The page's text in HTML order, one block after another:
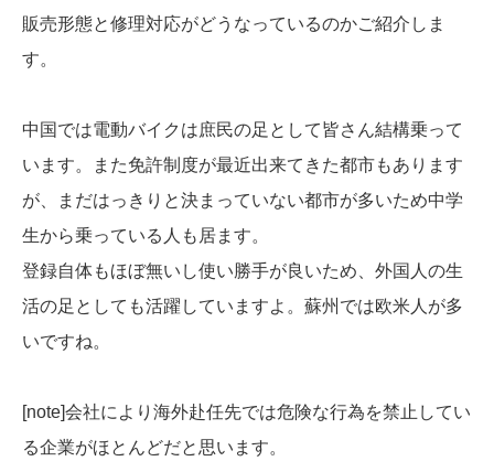
販売形態と修理対応がどうなっているのかご紹介しま
す。
中国では電動バイクは庶民の足として皆さん結構乗って
います。また免許制度が最近出来てきた都市もあります
が、まだはっきりと決まっていない都市が多いため中学
生から乗っている人も居ます。
登録自体もほぼ無いし使い勝手が良いため、外国人の生
活の足としても活躍していますよ。蘇州では欧米人が多
いですね。
[note]会社により海外赴任先では危険な行為を禁止してい
る企業がほとんどだと思います。